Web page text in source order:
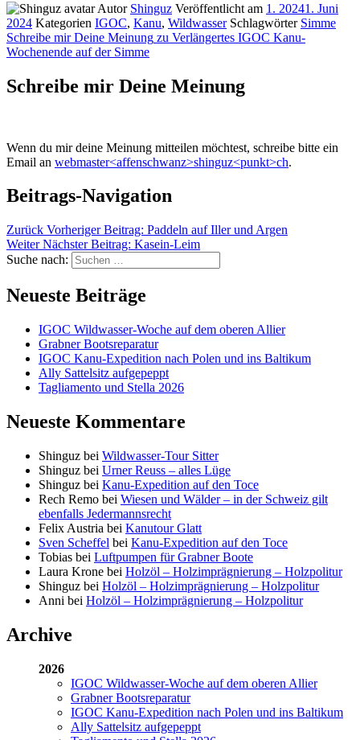
Autor Shinguz Veröffentlicht am 1. 20241. Juni
2024 Kategorien IGOC, Kanu, Wildwasser Schlagwörter Simme
Schreibe mir Deine Meinung zu Verlängertes IGOC Kanu-
Wochenende auf der Simme
Schreibe mir Deine Meinung
Wenn du mir deine Meinung mitteilen möchtest, schreibe bitte ein
Email an webmaster<affenschwanz>shinguz<punkt>ch.
Beitrags-Navigation
Zurück Vorheriger Beitrag: Paddeln auf Iller und Argen
Weiter Nächster Beitrag: Kasein-Leim
Suche nach:
Neueste Beiträge
IGOC Wildwasser-Woche auf dem oberen Allier
Grabner Bootsreparatur
IGOC Kanu-Expedition nach Polen und ins Baltikum
Ally Sattelsitz aufgepeppt
Tagliamento und Stella 2026
Neueste Kommentare
Shinguz bei Wildwasser-Tour Sitter
Shinguz bei Urner Reuss – alles Lüge
Shinguz bei Kanu-Expedition auf den Toce
Rech Remo bei Wiesen und Wälder – in der Schweiz gilt
ebenfalls Jedermannsrecht
Felix Austria bei Kanutour Glatt
Sven Scheffel bei Kanu-Expedition auf den Toce
Tobias bei Luftpumpen für Grabner Boote
Laura Krone bei Holzöl – Holzimprägnierung – Holzpolitur
Shinguz bei Holzöl – Holzimprägnierung – Holzpolitur
Anni bei Holzöl – Holzimprägnierung – Holzpolitur
Archive
2026
IGOC Wildwasser-Woche auf dem oberen Allier
Grabner Bootsreparatur
IGOC Kanu-Expedition nach Polen und ins Baltikum
Ally Sattelsitz aufgepeppt